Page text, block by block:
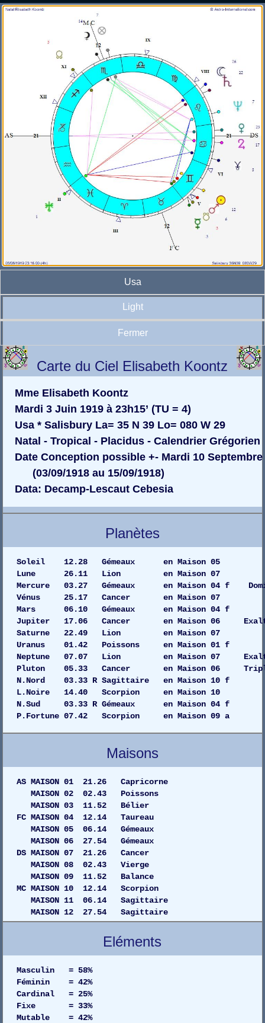
Usa
Light
Fermer
Carte du Ciel Elisabeth Koontz
Mme Elisabeth Koontz
Mardi 3 Juin 1919 à 23h15’ (TU = 4)
Usa * Salisbury La= 35 N 39 Lo= 080 W 29
Natal - Tropical - Placidus - Calendrier Grégorien
Date Conception possible +- Mardi 10 Septembre
(03/09/1918 au 15/09/1918)
Data: Decamp-Lescaut Cebesia
Planètes
Soleil 12.28 Gémeaux en
Lune 26.11 Lion en Maison
Mercure 03.27 Gémeaux en Maison 04 f
Vénus 25.17 Cancer en
Mars 06.10 Gémeaux en Maison
Jupiter 17.06 Cancer en Maison 06
Saturne 22.49 Lion en
Uranus 01.42 Poissons en Maison
Neptune 07.07 Lion en Maison 07
Pluton 05.33 Cancer en Maison 06
N.Nord 03.33 R Sagittaire en Maison 10 f
L.Noire 14.40 Scorpion en Maison 10
N.Sud 03.33 R Gémeaux en Maison 04 f
P.Fortune 07.42 Scorpion en Maison 09 a
Maisons
AS MAISON 01 21.26 Capricorne
MAISON 02 02.43 Poissons
MAISON 03 11.52 Bélier
FC MAISON 04 12.14 Taureau
MAISON 05 06.14 Gémeaux
MAISON 06 27.54 Gémeaux
DS MAISON 07 21.26 Cancer
MAISON 08 02.43 Vierge
MAISON 09 11.52 Balance
MC MAISON 10 12.14 Scorpion
MAISON 11 06.14 Sagittaire
MAISON 12 27.54 Sagittaire
Eléments
Masculin = 58%
Féminin = 42%
Cardinal = 25%
Fixe = 33%
Mutable = 42%